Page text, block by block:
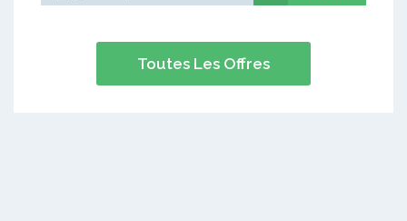
Toutes Les Offres